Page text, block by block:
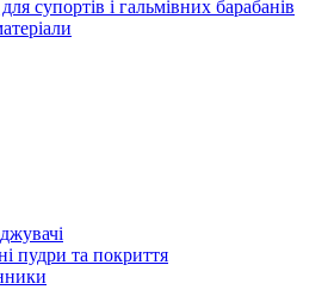
супортів і гальмівних барабанів
пудри та покриття